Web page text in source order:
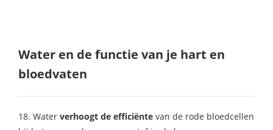
Water en de functie van je hart en
bloedvaten
18. Water verhoogt de efficiënte van de rode bloedcellen